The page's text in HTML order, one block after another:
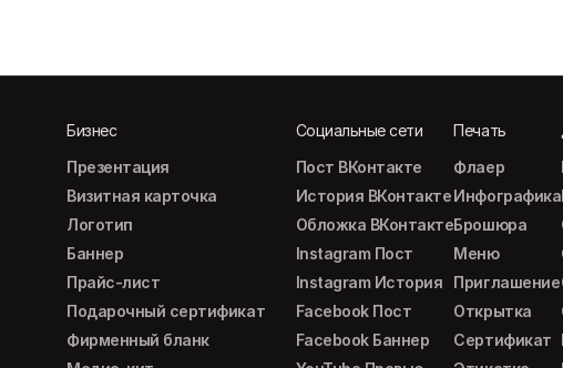
Бизнес
Презентация
Визитная карточка
Логотип
Баннер
Прайс-лист
Подарочный сертификат
Фирменный бланк
Социальные сети
Пост ВКонтакте
История ВКонтакте
Обложка ВКонтакте
Instagram Пост
Instagram История
Facebook Пост
Facebook Баннер
Печать
Флаер
Инфографика
Брошюра
Меню
Приглашение
Открытка
Сертификат